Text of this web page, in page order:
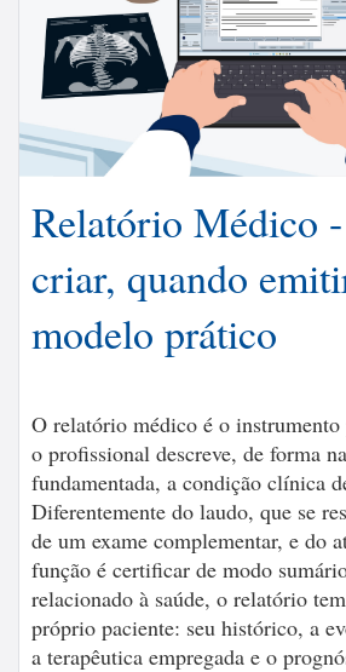
Relatório Médico
criar, quando
modelo prático
O relatório médico é o
o profissional descreve, de forma
fundamentada, a condição clínica
Diferentemente do laudo, que se
de um exame complementar, e do
função é certificar de modo
relacionado à saúde, o relatório
próprio paciente: seu histórico, a
a terapêutica empregada e o